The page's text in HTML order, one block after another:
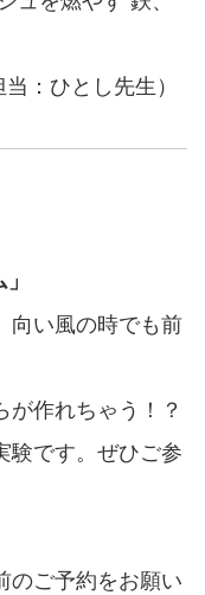
：ひとし先生）
向い風の時でも前
作れちゃう！？
験です。ぜひご参
のご予約をお願い